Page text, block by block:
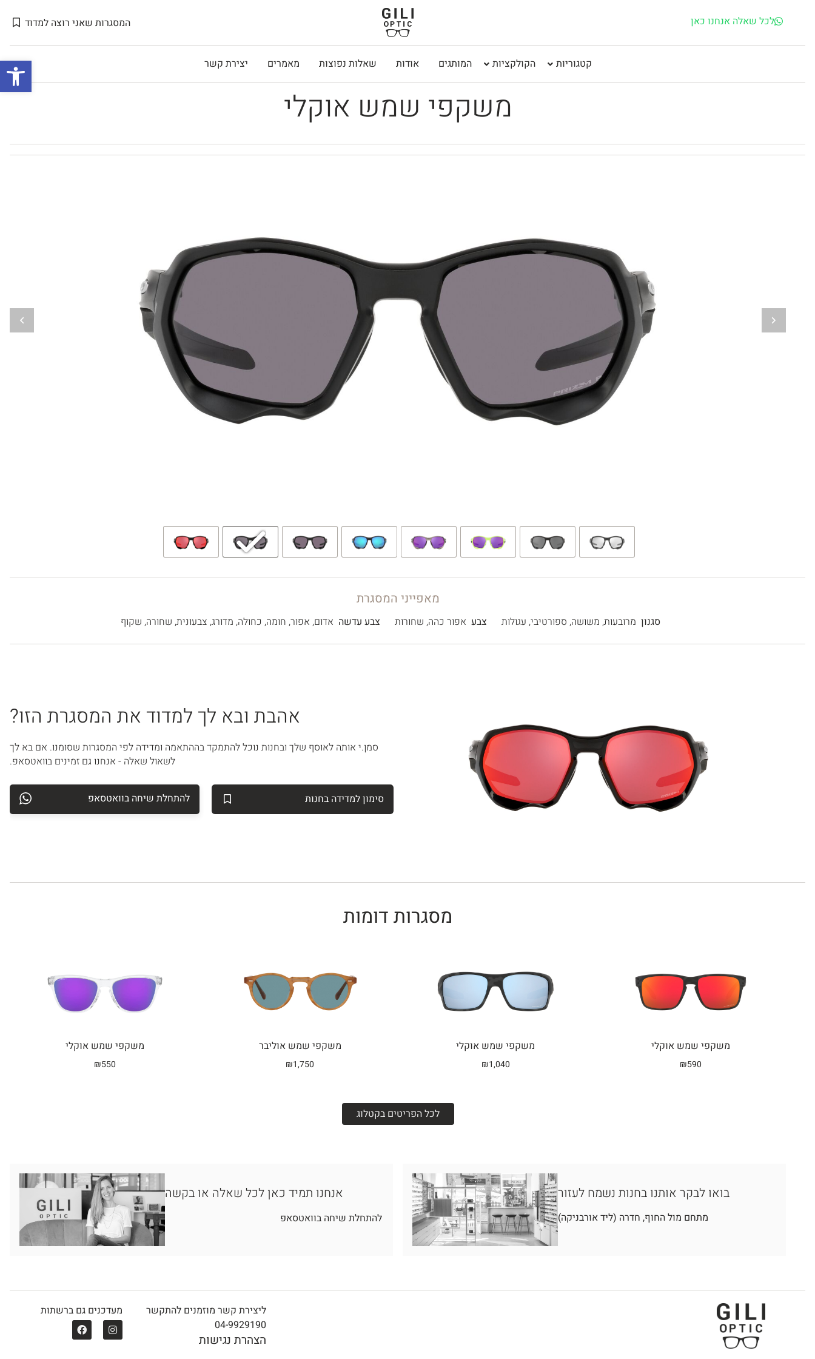
Open toolbar
המסגרות שאני רוצה למדוד לכל שאלה אנחנו כאן
קטגוריות הקולקציות המותגים אודות שאלות נפוצות מאמרים יצירת קשר
משקפי שמש אוקלי
מאפייני המסגרת
סגנון מרובעות, משושה, ספורטיבי, עגולות צבע אפור כהה, שחורות צבע עדשה אדום, אפור, חומה, כחולה, מדורג, צבעונית, שחורה, שקוף
אהבת ובא לך למדוד את המסגרת הזו?
סמן.י אותה לאוסף שלך ובחנות נוכל להתמקד בההתאמה ומדידה לפי המסגרות שסומנו. אם בא לך
לשאול שאלה - אנחנו גם זמינים בוואטסאפ.
להתחלת שיחה בוואטסאפ סימון למדידה בחנות
מסגרות דומות
משקפי שמש אוקלי
₪550
משקפי שמש אוליבר
₪1,750
משקפי שמש אוקלי
₪1,040
משקפי שמש אוקלי
₪590
לכל הפריטים בקטלוג
אנחנו תמיד כאן לכל שאלה או בקשה
להתחלת שיחה בוואטסאפ
בואו לבקר אותנו בחנות נשמח לעזור
מתחם מול החוף, חדרה (ליד אורבניקה)
מעדכנים גם ברשתות
ליצירת קשר מוזמנים להתקשר
04-9929190
הצהרת נגישות